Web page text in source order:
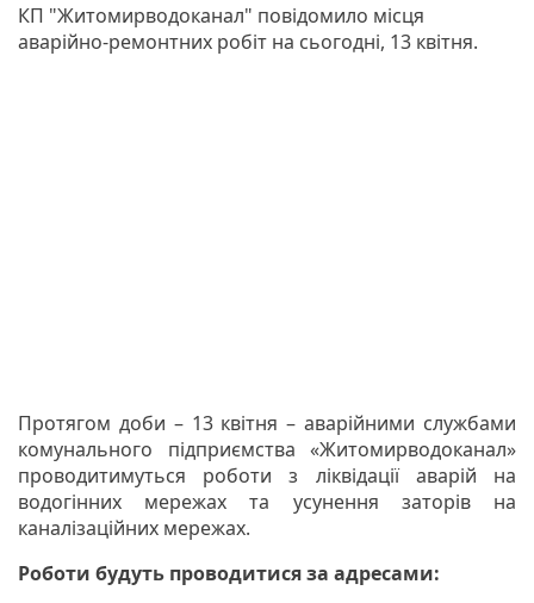
КП "Житомирводоканал" повідомило місця
аварійно-ремонтних робіт на сьогодні, 13 квітня.
Протягом доби – 13 квітня – аварійними службами
комунального підприємства «Житомирводоканал»
проводитимуться роботи з ліквідації аварій на
водогінних мережах та усунення заторів на
каналізаційних мережах.
Роботи будуть проводитися за адресами: